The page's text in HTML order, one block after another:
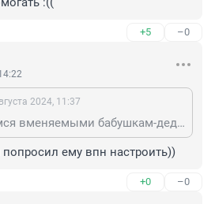
+5 –0
2024, 11:37
не все. оставшимся вменяемыми бабушкам-дедушкам надо помогать :((
ему впн настроить))
+0 –0